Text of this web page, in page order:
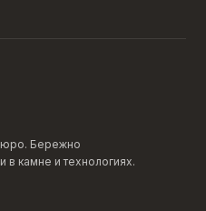
Бережно
камне и технологиях.